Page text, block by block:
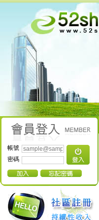
帳號
密碼